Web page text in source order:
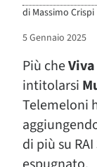
di Massimo Crispi
5 Gennaio 2025
Più che
intitolarsi
Telemeloni
di più su